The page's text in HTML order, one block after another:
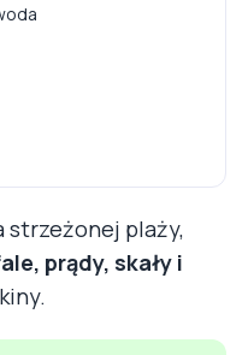
strzeżonej plaży,
prądy, skały i